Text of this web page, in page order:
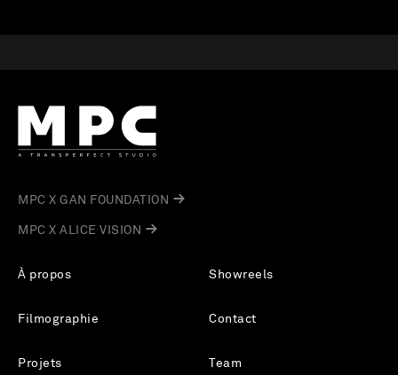
À propos
Filmographie
Projets
Showreels
Contact
Team
MPC X GAN FOUNDATION
MPC X ALICE VISION